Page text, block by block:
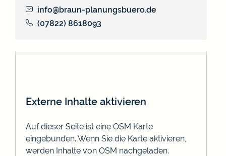
info@braun-planungsbuero.de
(07822) 8618093
Externe Inhalte aktivieren
Auf dieser Seite ist eine OSM Karte
eingebunden. Wenn Sie die Karte aktivieren,
werden Inhalte von OSM nachgeladen.